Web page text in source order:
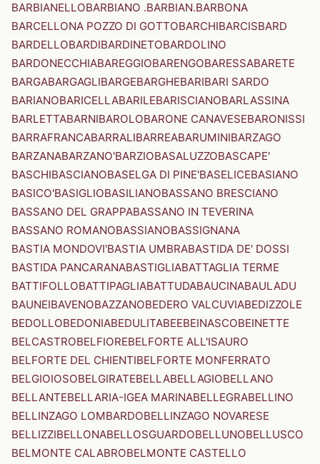
BARBIANELLOBARBIANO .BARBIAN.BARBONA
BARCELLONA POZZO DI GOTTOBARCHIBARCISBARD
BARDELLOBARDIBARDINETOBARDOLINO
BARDONECCHIABAREGGIOBARENGOBARESSABARETE
BARGABARGAGLIBARGEBARGHEBARIBARI SARDO
BARIANOBARICELLABARILEBARISCIANOBARLASSINA
BARLETTABARNIBAROLOBARONE CANAVESEBARONISSI
BARRAFRANCABARRALIBARREABARUMINIBARZAGO
BARZANABARZANO'BARZIOBASALUZZOBASCAPE'
BASCHIBASCIANOBASELGA DI PINE'BASELICEBASIANO
BASICO'BASIGLIOBASILIANOBASSANO BRESCIANO
BASSANO DEL GRAPPABASSANO IN TEVERINA
BASSANO ROMANOBASSIANOBASSIGNANA
BASTIA MONDOVI'BASTIA UMBRABASTIDA DE' DOSSI
BASTIDA PANCARANABASTIGLIABATTAGLIA TERME
BATTIFOLLOBATTIPAGLIABATTUDABAUCINABAULADU
BAUNEIBAVENOBAZZANOBEDERO VALCUVIABEDIZZOLE
BEDOLLOBEDONIABEDULITABEEBEINASCOBEINETTE
BELCASTROBELFIOREBELFORTE ALL'ISAURO
BELFORTE DEL CHIENTIBELFORTE MONFERRATO
BELGIOIOSOBELGIRATEBELLABELLAGIOBELLANO
BELLANTEBELLARIA-IGEA MARINABELLEGRABELLINO
BELLINZAGO LOMBARDOBELLINZAGO NOVARESE
BELLIZZIBELLONABELLOSGUARDOBELLUNOBELLUSCO
BELMONTE CALABROBELMONTE CASTELLO